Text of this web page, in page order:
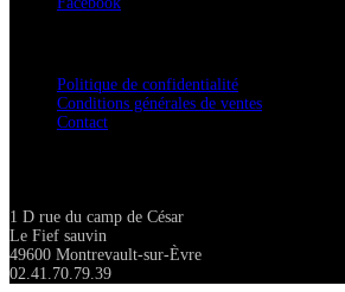
Politique de confidentialité
Conditions générales de ventes
Contact
1 D rue du camp de César
Le Fief sauvin
49600 Montrevault-sur-Èvre
02.41.70.79.39